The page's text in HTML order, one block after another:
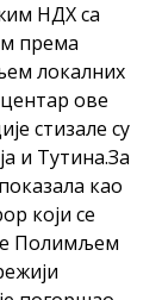
НДХ са
према
локалних
ове
стизале су
и Тутина.За
као
који се
Полимљем